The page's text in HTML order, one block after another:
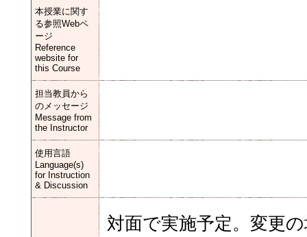
本授業に関す
る参照Webペ
ージ
Reference
website for
this Course
担当教員から
のメッセージ
Message from
the Instructor
使用言語
Language(s)
for Instruction
& Discussion
対面で実施予定。変更